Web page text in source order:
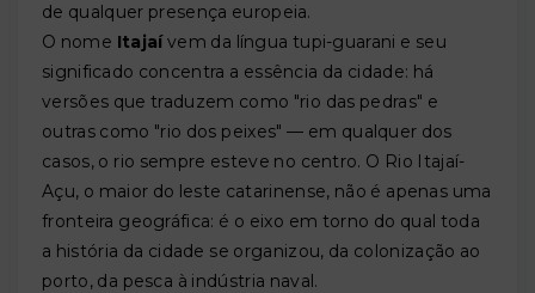
de qualquer presença europeia.
O nome Itajaívem da língua tupi-guarani e seu
significado concentra a essência da cidade: há
versões que traduzem como "rio das pedras" e
outras como "rio dos peixes" — em qualquer dos
casos, o rio sempre esteve no centro. O Rio Itajaí-
Açu, o maior do leste catarinense, não é apenas uma
fronteira geográfica: é o eixo em torno do qual toda
a história da cidade se organizou, da colonização ao
porto, da pesca à indústria naval.